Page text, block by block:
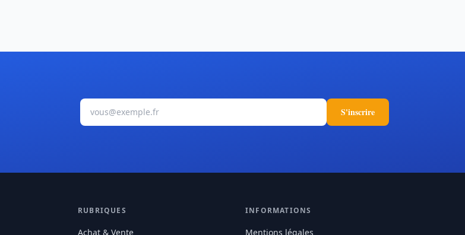
Votre adresse e-mail
S'inscrire
RUBRIQUES
Achat & Vente
INFORMATIONS
Mentions légales